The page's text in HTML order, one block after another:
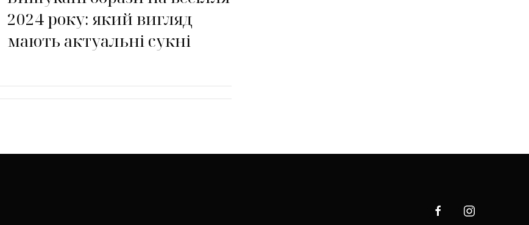
2024 року: який вигляд
мають актуальні сукні